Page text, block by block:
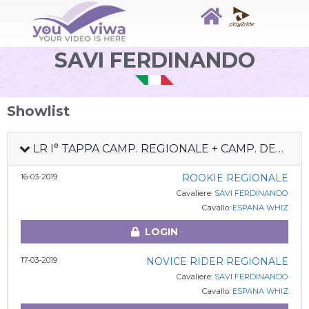
SAVI FERDINANDO
Showlist
LR I° TAPPA CAMP. REGIONALE + CAMP. DEBUTTANTI
16-03-2019 ROOKIE REGIONALE
Cavaliere: SAVI FERDINANDO
Cavallo: ESPANA WHIZ
LOGIN
17-03-2019 NOVICE RIDER REGIONALE
Cavaliere: SAVI FERDINANDO
Cavallo: ESPANA WHIZ